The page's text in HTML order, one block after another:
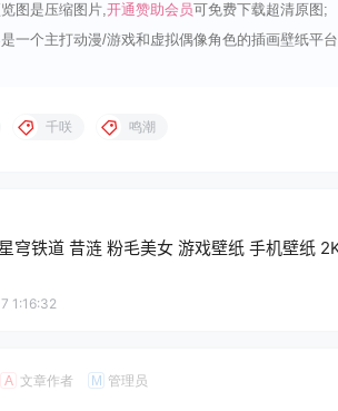
图是压缩图片,开通赞助会员可免费下载超清原图;
是一个主打动漫/游戏和虚拟偶像角色的插画壁纸平
千咲 鸣潮
穹铁道 昔涟 粉毛美女 游戏壁纸 手机壁纸
1:16:32
A 文章作者 M 管理员